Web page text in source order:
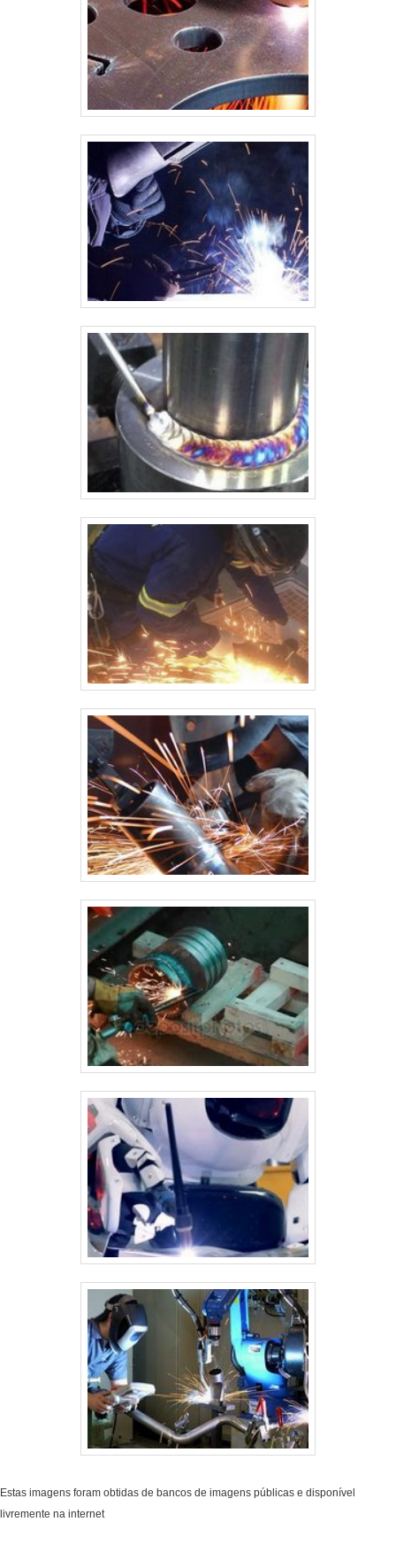
cliente, o silo passa por uma série de testes para garantir que está
em conformidade com o projeto e normas de segurança: Testes de
soldagem: Para garantir que as soldas sejam fortes e seguras.
Testes de pressão: Em alguns casos, é necessário realizar testes
de pressão para verificar a resistência do silo à carga interna de
estrutura, soldas e acabamentos. 8. Pintura e Acabamento A
pintura ou tratamento anticorrosivo é fundamental para proteger o
silo contra o desgaste devido a condições climáticas,
principalmente em silos externos. O processo geralmente envolve:
Preparação da superfície: Limpeza e remoção de impurezas para
garantir a adesão da pintura. Aplicação de tinta epóxi ou esmalte:
Tintas que oferecem resistência à corrosão e ao desgaste
antes de ser transportado para o local de instalação. 9. Transporte
e Instalação Após a conclusão da fabricação, o silo é transportado
para o local de instalação. Em muitos casos, ele pode ser
desmontado em partes para facilitar o transporte. A instalação
concreto ou estrutura de apoio. Montagem final no local: Reunião
de todas as partes do silo no local de instalação, incluindo a
fixação na base, a instalação de sistemas de carregamento e
descarga, e a conexão com a rede elétrica ou de ventilação, se
processo complexo que exige precisão em cada etapa, desde o
planejamento e o projeto até a execução e os testes de qualidade.
O aço carbono, com suas qualidades de resistência e custo
acessível, é uma escolha popular para a construção desses
equipamentos, garantindo que os silos sejam seguros, eficientes e
Estas imagens foram obtidas de bancos de imagens públicas e disponível
livremente na internet